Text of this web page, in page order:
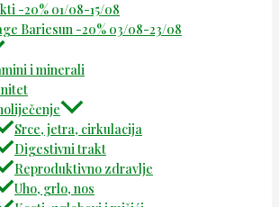
-20% 01/08-15/08
Bariesun -20% 03/08-23/08
i minerali
Srce, jetra, cirkulacija
Digestivni trakt
Reproduktivno zdravlje
Uho, grlo, nos